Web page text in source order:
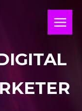
Main
Menu